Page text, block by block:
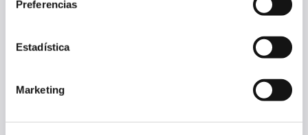
Preferencias
Estadística
Marketing